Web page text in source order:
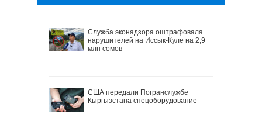
Служба эконадзора оштрафовала
нарушителей на Иссык-Куле на 2,9
млн сомов
США передали Погранслужбе
Кыргызстана спецоборудование